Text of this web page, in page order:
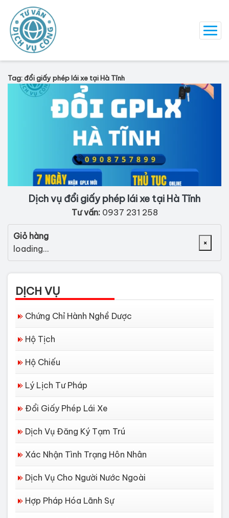
Tag: đổi giấy phép lái xe tại Hà Tĩnh
Dịch vụ đổi giấy phép lái xe tại Hà Tĩnh
Tư vấn: 0937 231 258
×
Giỏ hàng
loading...
DỊCH VỤ
Chứng Chỉ Hành Nghề Dược
Hộ Tịch
Hộ Chiếu
Lý Lịch Tư Pháp
Đổi Giấy Phép Lái Xe
Dịch Vụ Đăng Ký Tạm Trú
Xác Nhận Tình Trạng Hôn Nhân
Dịch Vụ Cho Người Nước Ngoài
Hợp Pháp Hóa Lãnh Sự